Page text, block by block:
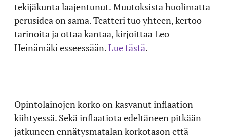
tekijäkunta laajentunut. Muutoksista huolimatta
perusidea on sama. Teatteri tuo yhteen, kertoo
tarinoita ja ottaa kantaa, kirjoittaa Leo
Heinämäki esseessään.Lue tästä.
Opintolainojen korko on kasvanut inflaation
kiihtyessä. Sekä inflaatiota edeltäneen pitkään
jatkuneen ennätysmatalan korkotason että